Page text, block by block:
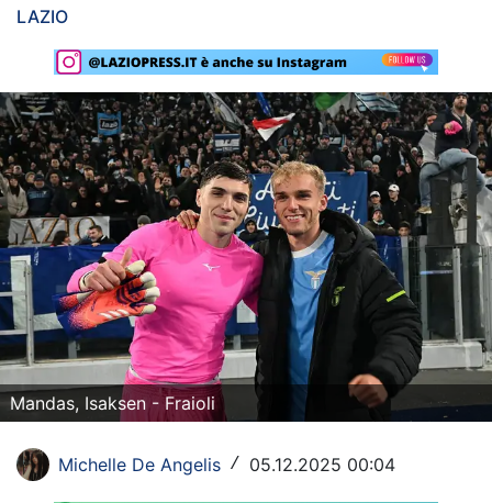
Calcio
Serie A
Champions League
Europa League
Altri Sport
Formula 1
Tennis
Vela
SHOP LAZIO
LAZIO
Mandas, Isaksen - Fraioli
Michelle De Angelis / 05.12.2025 00:04